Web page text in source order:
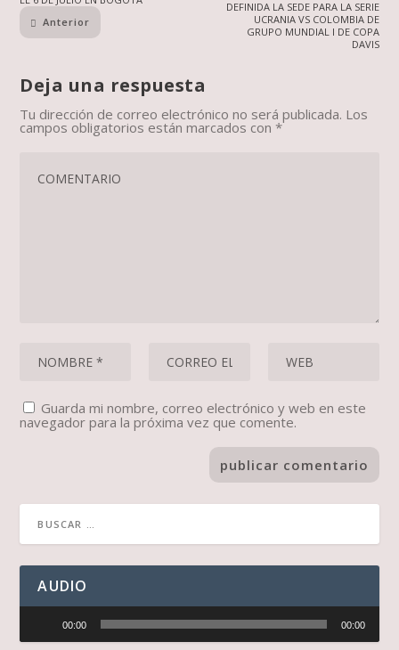
Anterior
DEFINIDA LA SEDE PARA LA SERIE
UCRANIA VS COLOMBIA DE
GRUPO MUNDIAL I DE COPA
DAVIS
Deja una respuesta
Tu dirección de correo electrónico no será publicada. Los
campos obligatorios están marcados con*
Guarda mi nombre, correo electrónico y web en este
navegador para la próxima vez que comente.
AUDIO
audio
00:00 00:00